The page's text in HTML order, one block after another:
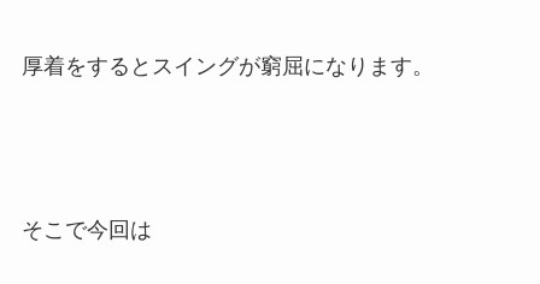
厚着をするとスイングが窮屈になります。
そこで今回は